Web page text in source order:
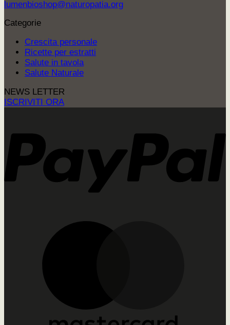
lumenbioshop@naturopatia.org
Categorie
Crescita personale
Ricette per estratti
Salute in tavola
Salute Naturale
NEWS LETTER
ISCRIVITI ORA